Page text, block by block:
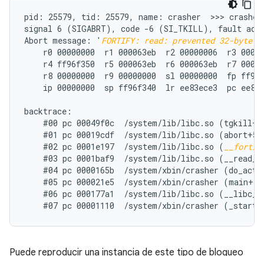
pid: 25579, tid: 25579, name: crasher  >>> crasher
signal 6 (SIGABRT), code -6 (SI_TKILL), fault
Abort message: ' FORTIFY: read: prevented 32-
r0 00000000  r1 000063eb  r2 00000006  r3
r4 ff96f350  r5 000063eb  r6 000063eb  r7
r8 00000000  r9 00000000  sl 00000000  fp
ip 00000000  sp ff96f340  lr ee83ece3  pc
backtrace:
#00 pc 00049f0c  /system/lib/libc.so
#01 pc 00019cdf  /system/lib/libc.so
    #02 pc 0001e197  /system/lib/libc.so (
#03 pc 0001baf9  /system/lib/libc.so
#04 pc 0000165b  /system/xbin/crasher
#05 pc 000021e5  /system/xbin/crasher
#06 pc 000177a1  /system/lib/libc.so
Puede reproducir una instancia de este tipo de bloqueo